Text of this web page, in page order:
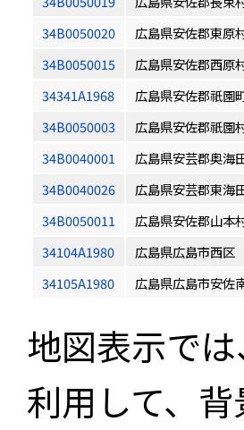
34B0050020
広島県安佐郡東原
34B0050015
広島県安佐郡西原
34341A1968
広島県安佐郡祇園
34B0050003
広島県安佐郡祇園
34B0040001
広島県安芸郡奥海
34B0040026
広島県安芸郡東海
34B0050011
広島県安佐郡山本
34104A1980
広島県広島市西区
34105A1980
広島県広島市安佐
地図表示で
利用して、